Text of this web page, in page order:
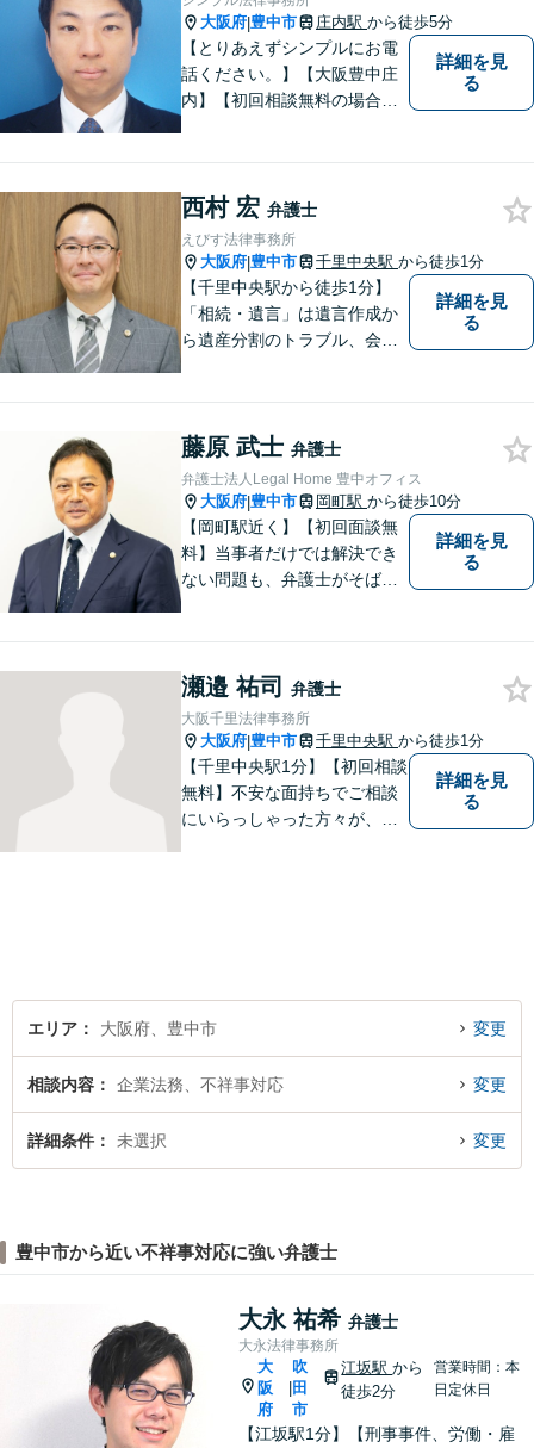
大阪府|豊中市 庄内駅 から徒歩5分
【とりあえずシンプルにお電
話ください。】【大阪豊中庄
内】【初回相談無料の場合あ
やWEB相談もございますので
お気軽にお問合せください】
詳細を見
る
西村 宏 弁護士
えびす法律事務所
大阪府|豊中市 千里中央駅 から徒歩1分
【千里中央駅から徒歩1分】
「相続・遺言」は遺言作成か
ら遺産分割のトラブル、会社
【初回相談30分無料】
詳細を見
る
藤原 武士 弁護士
弁護士法人Legal Home 豊中オフィス
大阪府|豊中市 岡町駅 から徒歩10分
【岡町駅近く】【初回面談無
料】当事者だけでは解決でき
ない問題も、弁護士がそばに
交通事故／企業法務など、幅
広く対応可能。【夜間／休日
対応可能】まずはお気軽にご
連絡ください。
詳細を見
る
瀬邉 祐司 弁護士
大阪千里法律事務所
大阪府|豊中市 千里中央駅 から徒歩1分
【千里中央駅1分】【初回相談
無料】不安な面持ちでご相談
にいらっしゃった方々が、少
詳細を見
る
エリア 大阪府、豊中市 変更
相談内容 企業法務、不祥事対応 変更
詳細条件 未選択 変更
豊中市から近い不祥事対応に強い弁護士
大永 祐希 弁護士
大永法律事務所
大
阪
府
吹
田
市
江坂駅から
徒歩2分
営業時間：本
日定休日
【江坂駅1分】【刑事事件、労働・雇